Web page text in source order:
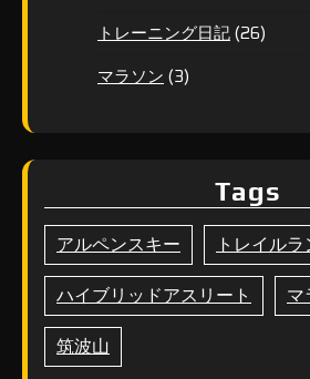
トレーニング日記 (26)
マラソン (3)
Tags
アルペンスキー トレイルラ
ハイブリッドアスリート マ
筑波山